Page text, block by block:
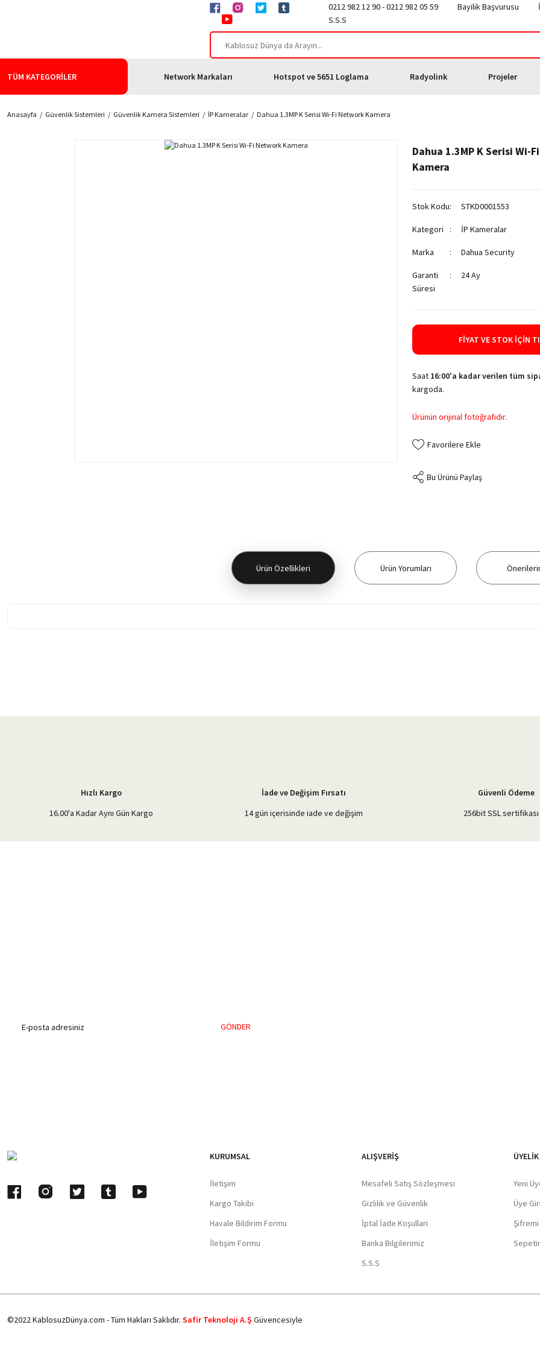
0212 982 12 90 - 0212 982 05 59 Bayilik Başvurusu
S.S.S
TÜM KATEGORİLER Network Markaları Hotspot ve 5651 Loglama Radyolink Projeler
Anasayfa Güvenlik Sistemleri Güvenlik Kamera Sistemleri İP Kameralar Dahua 1.3MP K Serisi Wi-Fi Network Kamera
Dahua 1.3MP K Serisi Wi-
Kamera
Stok Kodu STKD0001553
Kategori İP Kameralar
Marka Dahua Security
Garanti
Süresi
24 Ay
FIYAT VE STOK İÇIN
Saat 16:00'a kadar verilen tüm
kargoda.
Ürünün orijinal fotoğrafıdır.
Bu Ürünü Paylaş
Ürün Özellikleri Ürün Yorumları
Hızlı Kargo
16.00'a Kadar Aynı Gün Kargo
İade ve Değişim Fırsatı
14 gün içerisinde iade ve değişim
Güvenli Ödeme
256bit SSL
GÖNDER
KURUMSAL
İletişim
Kargo Takibi
Havale Bildirim Formu
İletişim Formu
ALIŞVERIŞ
Mesafeli Satış Sözleşmesi
Gizlilik ve Güvenlik
İptal İade Koşullari
Banka Bilgilerimiz
S.S.S
ÜYELİK
Yeni
Üye
©2022 KablosuzDünya.com - Tüm Hakları Saklıdır. Safir Teknoloji A.Ş Güvencesiyle